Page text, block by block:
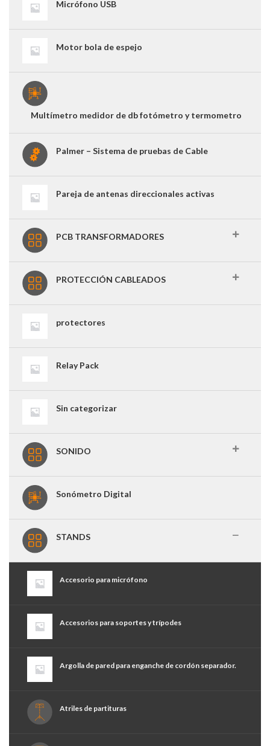
Micrófono USB
Motor bola de espejo
Multímetro medidor de db fotómetro y termometro
Palmer – Sistema de pruebas de Cable
Pareja de antenas direccionales activas
PCB TRANSFORMADORES
PROTECCIÓN CABLEADOS
protectores
Relay Pack
Sin categorizar
SONIDO
Sonómetro Digital
STANDS
Accesorio para micrófono
Accesorios para soportes y trípodes
Argolla de pared para enganche de cordón separador.
Atriles de partituras